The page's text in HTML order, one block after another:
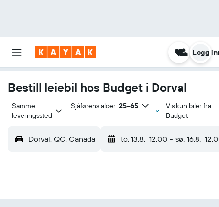
Logg
Bestill leiebil hos Budget i Dorval
Samme
leveringssted
Sjåførens alder: 25–65
Vis kun biler fra
Budget
Dorval, QC, Canada to. 13.8. 12:00 - sø. 16.8.